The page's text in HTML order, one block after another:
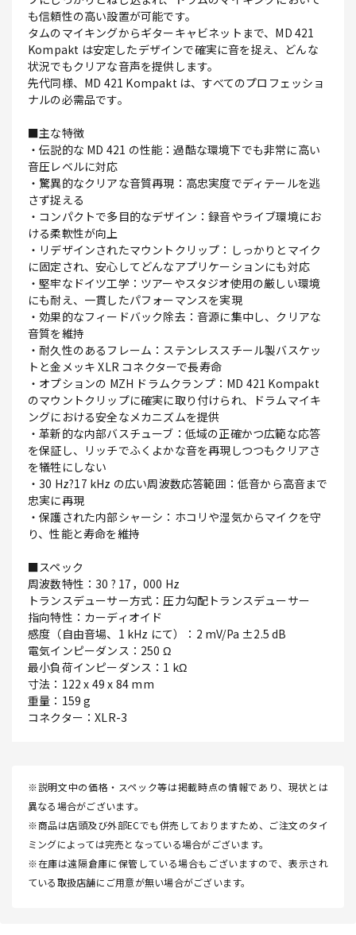
も信頼性の高い設置が可能です。
タムのマイキングからギターキャビネットまで、MD 421
Kompakt は安定したデザインで確実に音を捉え、どんな
状況でもクリアな音声を提供します。
先代同様、MD 421 Kompakt は、すべてのプロフェッショ
ナルの必需品です。
■主な特徴
・伝説的な MD 421 の性能：過酷な環境下でも非常に高い
音圧レベルに対応
・驚異的なクリアな音質再現：高忠実度でディテールを逃
さず捉える
・コンパクトで多目的なデザイン：録音やライブ環境にお
ける柔軟性が向上
・リデザインされたマウントクリップ：しっかりとマイク
に固定され、安心してどんなアプリケーションにも対応
・堅牢なドイツ工学：ツアーやスタジオ使用の厳しい環境
にも耐え、一貫したパフォーマンスを実現
・効果的なフィードバック除去：音源に集中し、クリアな
音質を維持
・耐久性のあるフレーム：ステンレススチール製バスケッ
トと金メッキ XLR コネクターで長寿命
・オプションの MZH ドラムクランプ：MD 421 Kompakt
のマウントクリップに確実に取り付けられ、ドラムマイキ
ングにおける安全なメカニズムを提供
・革新的な内部バスチューブ：低域の正確かつ広範な応答
を保証し、リッチでふくよかな音を再現しつつもクリアさ
を犠牲にしない
・30 Hz?17 kHz の広い周波数応答範囲：低音から高音まで
忠実に再現
・保護された内部シャーシ：ホコリや湿気からマイクを守
り、性能と寿命を維持
■スペック
周波数特性：30 ? 17，000 Hz
トランスデューサー方式：圧力勾配トランスデューサー
指向特性：カーディオイド
感度（自由音場、1 kHz にて）：2 mV/Pa ±2.5 dB
電気インピーダンス：250 Ω
最小負荷インピーダンス：1 kΩ
寸法：122 x 49 x 84 mm
重量：159 g
コネクター：XLR-3
※説明文中の価格・スペック等は掲載時点の情報であり、現状とは
異なる場合がございます。
※商品は店頭及び外部ECでも併売しておりますため、ご注文のタイ
ミングによっては完売となっている場合がございます。
※在庫は遠隔倉庫に保管している場合もございますので、表示され
ている取扱店舗にご用意が無い場合がございます。